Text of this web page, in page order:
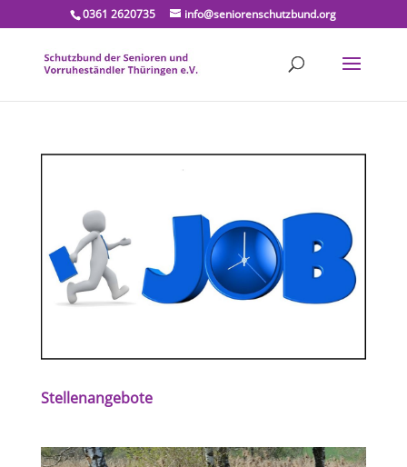
0361 2620735 info@seniorenschutzbund.org
Stellenangebote